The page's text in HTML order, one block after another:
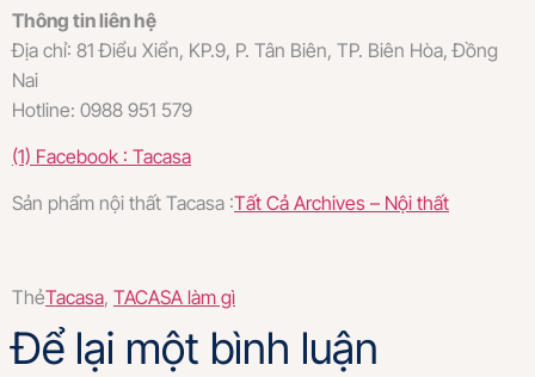
Thông tin liên hệ
Địa chỉ: 81 Điểu Xiển, KP.9, P. Tân Biên, TP. Biên Hòa, Đồng
Nai
Hotline: 0988 951 579
(1) Facebook : Tacasa
Sản phẩm nội thất Tacasa :Tất Cả Archives – Nội thất
ThẻTacasa, TACASA làm gì
Để lại một bình luận